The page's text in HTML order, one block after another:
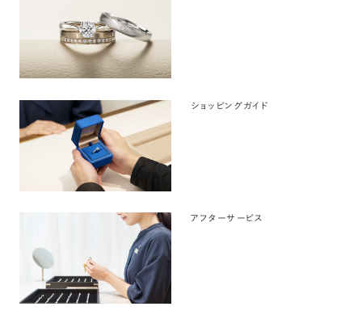
ショッピングガイド
アフターサービス